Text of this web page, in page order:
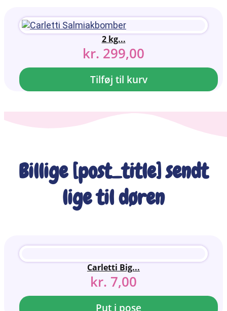
2 kg...
kr. 299,00
Tilføj til kurv
Billige [post_title] sendt
lige til døren
Carletti Big...
kr. 7,00
Put i pose